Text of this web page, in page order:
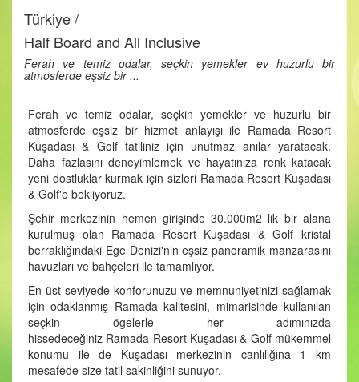
Türkiye /
Half Board and All Inclusive
Ferah ve temiz odalar, seçkin yemekler ev huzurlu bir
atmosferde eşsiz bir ...
Ferah ve temiz odalar, seçkin yemekler ve huzurlu bir
atmosferde eşsiz bir hizmet anlayışı ile Ramada Resort
Kuşadası & Golf tatiliniz için unutmaz anılar yaratacak.
Daha fazlasını deneyimlemek ve hayatınıza renk katacak
yeni dostluklar kurmak için sizleri Ramada Resort Kuşadası
& Golf'e bekliyoruz.
Şehir merkezinin hemen girişinde 30.000m2 lik bir alana
kurulmuş olan Ramada Resort Kuşadası & Golf kristal
berraklığındaki Ege Denizi'nin eşsiz panoramik manzarasını
havuzları ve bahçeleri ile tamamlıyor.
En üst seviyede konforunuzu ve memnuniyetinizi sağlamak
için odaklanmış Ramada kalitesini, mimarisinde kullanılan
seçkin ögelerle her adımınızda
hissedeceğiniz Ramada Resort Kuşadası & Golf mükemmel
konumu ile de Kuşadası merkezinin canlılığına 1 km
mesafede size tatil sakinliğini sunuyor.